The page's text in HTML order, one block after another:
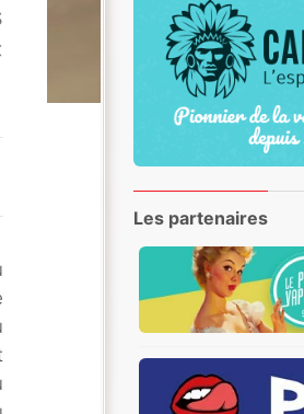
Les partenaires